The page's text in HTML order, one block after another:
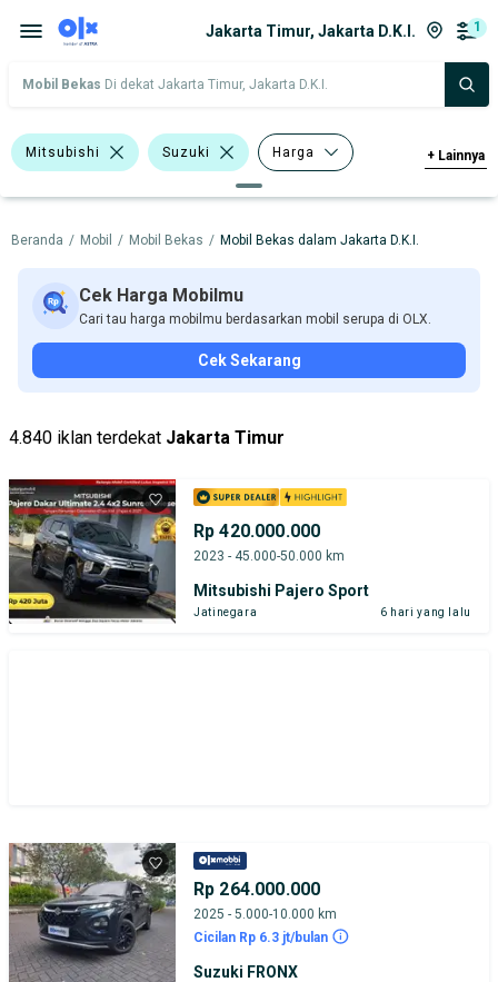
Jakarta Timur, Jakarta D.K.I. 1
Mobil Bekas Di dekat Jakarta Timur, Jakarta D.K.I.
Mitsubishi Suzuki Harga
Merek Dan Model Tahun
Tipe Bodi Tipe Membership
+ Lainnya
Beranda / Mobil / Mobil Bekas / Mobil Bekas dalam Jakarta D.K.I.
Cek Harga Mobilmu
Cari tau harga mobilmu berdasarkan mobil serupa di OLX.
Cek Sekarang
4.840 iklan terdekat Jakarta Timur
Rp 420.000.000
2023 - 45.000-50.000 km
Mitsubishi Pajero Sport
Jatinegara 6 hari yang lalu
Rp 264.000.000
2025 - 5.000-10.000 km
Cicilan Rp 6.3 jt/bulan
Suzuki FRONX